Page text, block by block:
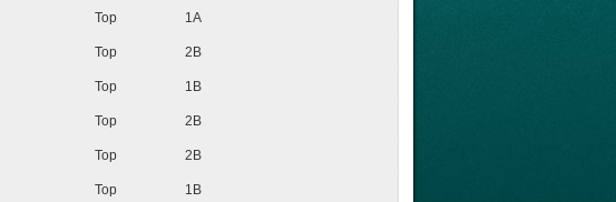
Top 1A
Top 2B
Top 1B
Top 2B
Top 2B
Top 1B